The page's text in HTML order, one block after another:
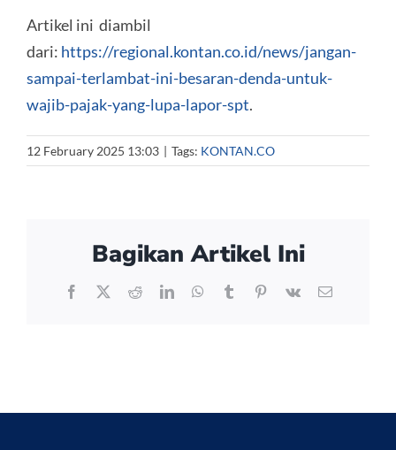
Artikel ini diambil
dari: https://regional.kontan.co.id/news/jangan-
sampai-terlambat-ini-besaran-denda-untuk-
wajib-pajak-yang-lupa-lapor-spt.
12 February 2025 13:03 | Tags: KONTAN.CO
Bagikan Artikel Ini
Facebook
X RedditLinkedInWhatsApp
TumblrPinterest
Vk Email